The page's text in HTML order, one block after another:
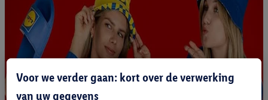
Voor we verder gaan: kort over de verwerking
van uw gegevens